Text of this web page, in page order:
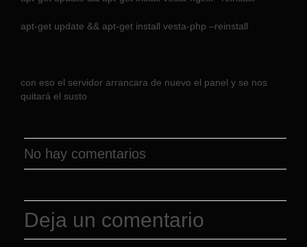
apt-get update && apt-get install vesta-php –reinstall
con eso el servidor arrancara de nuevo el panel y se nos
quitará el susto
No hay comentarios
Deja un comentario